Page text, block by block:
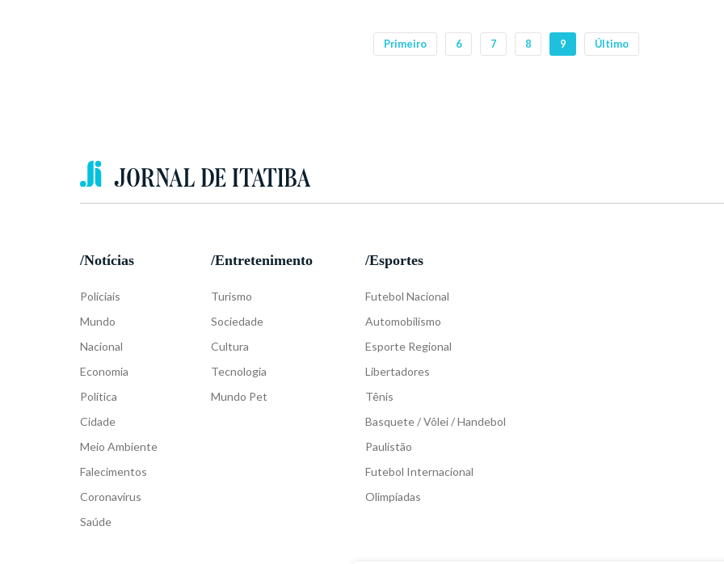
Primeiro 6 7 8 9 Último
/Notícias
Policiais
Mundo
Nacional
Economia
Política
Cidade
Meio Ambiente
Falecimentos
Coronavírus
Saúde
/Entretenimento
Turismo
Sociedade
Cultura
Tecnologia
Mundo Pet
/Esportes
Futebol Nacional
Automobilismo
Esporte Regional
Libertadores
Tênis
Basquete / Vôlei / Handebol
Paulistão
Futebol Internacional
Olimpíadas